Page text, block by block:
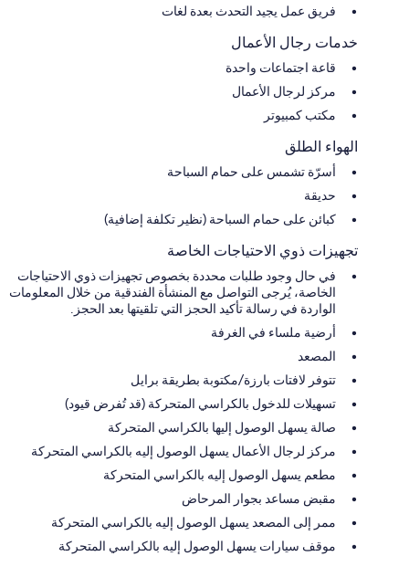
فريق عمل يجيد التحدث بعدة لغات
خدمات رجال الأعمال
قاعة اجتماعات واحدة
مركز لرجال الأعمال
مكتب كمبيوتر
الهواء الطلق
أسرّة تشمس على حمام السباحة
حديقة
كبائن على حمام السباحة (نظير تكلفة إضافية)
تجهيزات ذوي الاحتياجات الخاصة
في حال وجود طلبات محددة بخصوص تجهيزات ذوي الاحتياجات
الخاصة، يُرجى التواصل مع المنشأة الفندقية من خلال المعلومات
الواردة في رسالة تأكيد الحجز التي تلقيتها بعد الحجز.
أرضية ملساء في الغرفة
المصعد
تتوفر لافتات بارزة/مكتوبة بطريقة برايل
تسهيلات للدخول بالكراسي المتحركة (قد تُفرض قيود)
صالة يسهل الوصول إليها بالكراسي المتحركة
مركز لرجال الأعمال يسهل الوصول إليه بالكراسي المتحركة
مطعم يسهل الوصول إليه بالكراسي المتحركة
مقبض مساعد بجوار المرحاض
ممر إلى المصعد يسهل الوصول إليه بالكراسي المتحركة
موقف سيارات يسهل الوصول إليه بالكراسي المتحركة